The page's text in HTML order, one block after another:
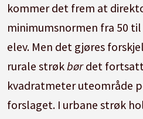
kommer det frem at
minimumsnormen fra 50
elev. Men det gjøres
rurale strøkbørdet
kvadratmeter uteområde
forslaget. I urbane strøk